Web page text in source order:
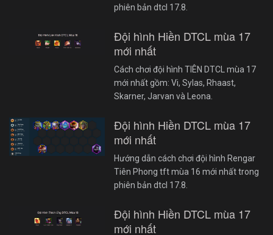
phiên bản dtcl 17.8.
Đội hình Hiền DTCL mùa 17
mới nhất
Cách chơi đội hình TIÊN DTCL mùa 17
mới nhất gồm: Vi, Sylas, Rhaast,
Skarner, Jarvan và Leona.
Đội hình Hiền DTCL mùa 17
mới nhất
Hướng dẫn cách chơi đội hình Rengar
Tiên Phong tft mùa 16 mới nhất trong
phiên bản dtcl 17.8.
Đội hình Hiền DTCL mùa 17
mới nhất